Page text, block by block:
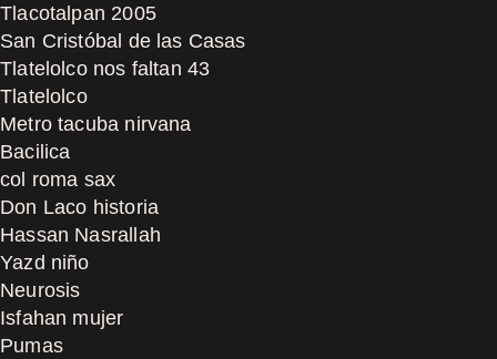
Tlacotalpan 2005
San Cristóbal de las Casas
Tlatelolco nos faltan 43
Tlatelolco
Metro tacuba nirvana
Bacilica
col roma sax
Don Laco historia
Hassan Nasrallah
Yazd niño
Neurosis
Isfahan mujer
Pumas